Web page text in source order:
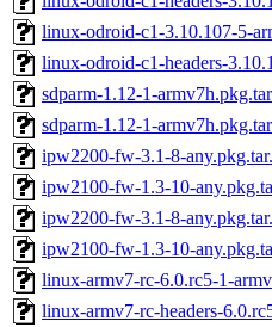
linux-odroid-c1-3.10.107-5-
linux-odroid-c1-headers-
sdparm-1.12-1-
sdparm-1.12-1-
ipw2200-fw-3.1-8-
ipw2100-fw-1.3-10-
ipw2200-fw-3.1-8-
ipw2100-fw-1.3-10-
linux-armv7-rc-6.0.rc5-1-
linux-armv7-rc-headers-